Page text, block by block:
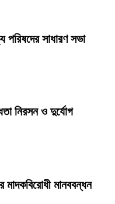
পরিষদের সাধারণ সভা
নিরসন ও দুর্যোগ
মাদকবিরোধী মানববন্ধন